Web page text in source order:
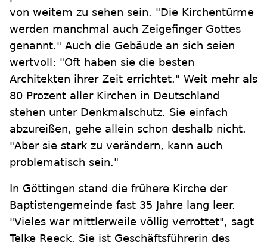
von weitem zu sehen sein. "Die Kirchentürme
werden manchmal auch Zeigefinger Gottes
genannt." Auch die Gebäude an sich seien
wertvoll: "Oft haben sie die besten
Architekten ihrer Zeit errichtet." Weit mehr als
80 Prozent aller Kirchen in Deutschland
stehen unter Denkmalschutz. Sie einfach
abzureißen, gehe allein schon deshalb nicht.
"Aber sie stark zu verändern, kann auch
problematisch sein."
In Göttingen stand die frühere Kirche der
Baptistengemeinde fast 35 Jahre lang leer.
"Vieles war mittlerweile völlig verrottet", sagt
Telke Reeck. Sie ist Geschäftsführerin des